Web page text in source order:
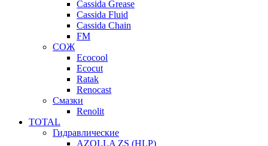
Cassida Grease
Cassida Fluid
Cassida Chain
FM
СОЖ
Ecocool
Ecocut
Ratak
Renocast
Смазки
Renolit
TOTAL
Гидравлические
AZOLLA ZS (HLP)